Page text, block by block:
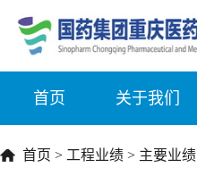
首页 关于我们
首页 > 工程业绩 > 主要业绩